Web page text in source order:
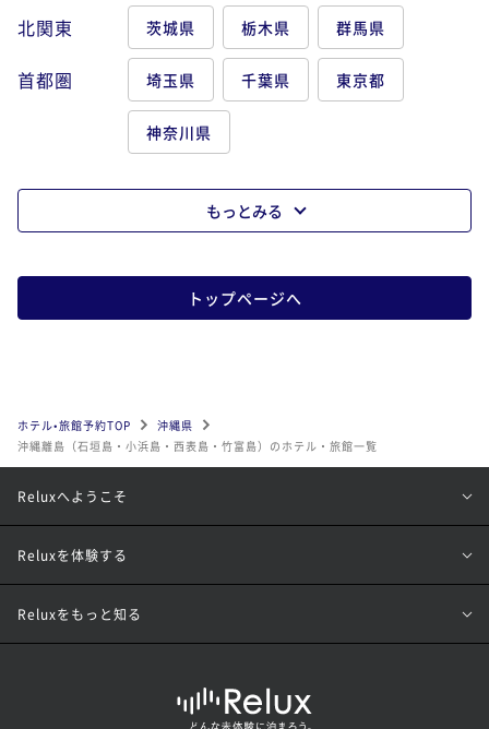
北関東 茨城県 栃木県 群馬県
首都圏 埼玉県 千葉県 東京都
神奈川県
もっとみる
トップページへ
ホテル•旅館予約TOP
沖縄県
沖縄離島（石垣島・小浜島・西表島・竹富島）のホテル・旅館一覧
Reluxへようこそ
Reluxを体験する
Reluxをもっと知る